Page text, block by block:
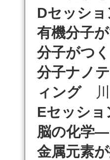
Dセッショ
有機分子
分子がつ
分子ナノ
ィング川
Eセッショ
脳の化学―
金属元素